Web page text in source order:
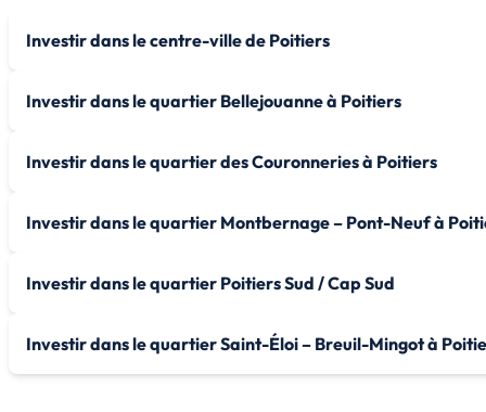
Investir dans le centre-ville de Poitiers
Investir dans le quartier Bellejouanne à Poitiers
Investir dans le quartier des Couronneries à Poitiers
Investir dans le quartier Montbernage – Pont-Neuf à
Investir dans le quartier Poitiers Sud / Cap Sud
Investir dans le quartier Saint-Éloi – Breuil-Mingot à